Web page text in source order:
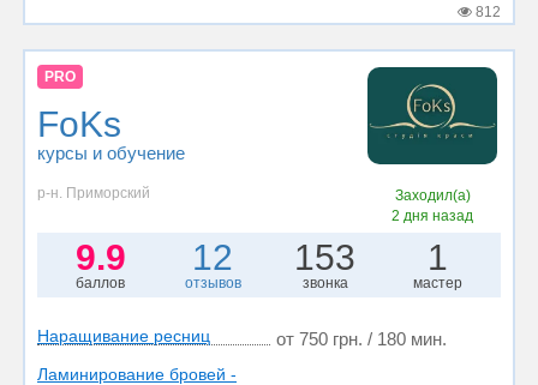
812
PRO
FoKs
курсы и обучение
р-н. Приморский
Заходил(а)
2 дня назад
9.9
баллов
12
отзывов
153
звонка
1
мастер
Наращивание ресниц от 750 грн. / 180 мин.
Ламинирование бровей -